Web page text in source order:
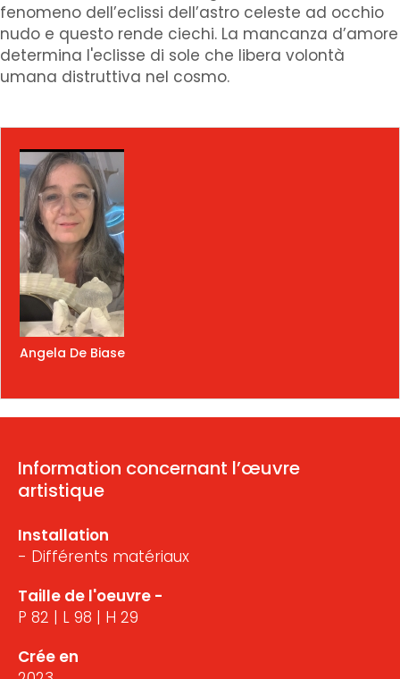
fenomeno dell’eclissi dell’astro celeste ad occhio
nudo e questo rende ciechi. La mancanza d’amore
determina l'eclisse di sole che libera volontà
umana distruttiva nel cosmo.
Angela De Biase
Information concernant l’œuvre
artistique
Installation
- Différents matériaux
Taille de l'oeuvre -
P 82 | L 98 | H 29
Crée en